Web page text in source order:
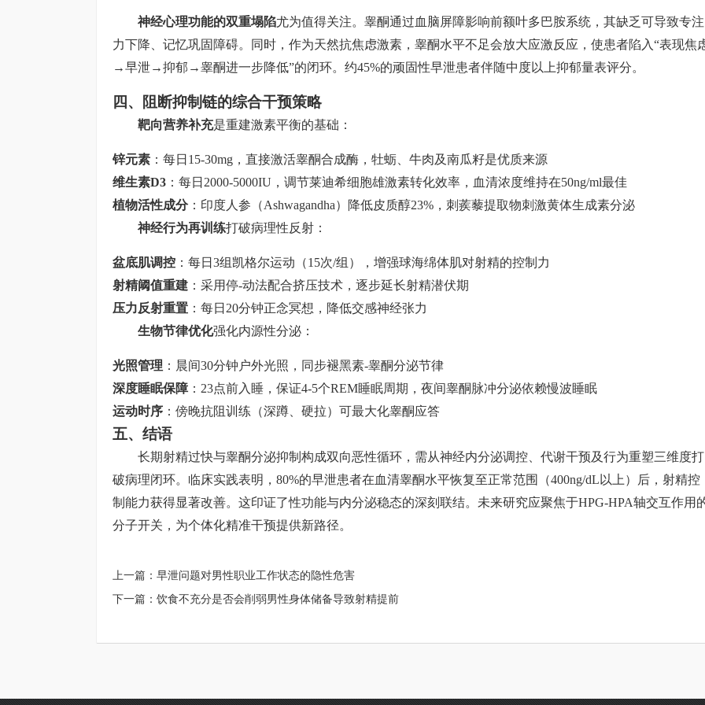
神经心理功能的双重塌陷尤为值得关注。睾酮通过血脑屏障影响前额叶多巴胺系统，其缺乏可导致专注
力下降、记忆巩固障碍。同时，作为天然抗焦虑激素，睾酮水平不足会放大应激反应，使患者陷入“表现焦
→早泄→抑郁→睾酮进一步降低”的闭环。约45%的顽固性早泄患者伴随中度以上抑郁量表评分。
四、阻断抑制链的综合干预策略
靶向营养补充是重建激素平衡的基础：
锌元素 ：每日15-30mg，直接激活睾酮合成酶，牡蛎、牛肉及南瓜籽是优质来源
维生素D3 ：每日2000-5000IU，调节莱迪希细胞雄激素转化效率，血清浓度维持在50ng/ml最佳
植物活性成分：印度人参（Ashwagandha）降低皮质醇23%，刺蒺藜提取物刺激黄体生成素分泌
神经行为再训练打破病理性反射：
盆底肌调控 ：每日3组凯格尔运动（15次/组），增强球海绵体肌对射精的控制力
射精阈值重建 ：采用停-动法配合挤压技术，逐步延长射精潜伏期
压力反射重置 ：每日20分钟正念冥想，降低交感神经张力
生物节律优化强化内源性分泌：
光照管理 ：晨间30分钟户外光照，同步褪黑素-睾酮分泌节律
深度睡眠保障 ：23点前入睡，保证4-5个REM睡眠周期，夜间睾酮脉冲分泌依赖慢波睡眠
运动时序 ：傍晚抗阻训练（深蹲、硬拉）可最大化睾酮应答
五、结语
长期射精过快与睾酮分泌抑制构成双向恶性循环，需从神经内分泌调控、代谢干预及行为重塑三维度打
破病理闭环。临床实践表明，80%的早泄患者在血清睾酮水平恢复至正常范围（400ng/dL以上）后，射精控
制能力获得显著改善。这印证了性功能与内分泌稳态的深刻联结。未来研究应聚焦于HPG-HPA轴交互作用
分子开关，为个体化精准干预提供新路径。
上一篇： 早泄问题对男性职业工作状态的隐性危害
下一篇： 饮食不充分是否会削弱男性身体储备导致射精提前